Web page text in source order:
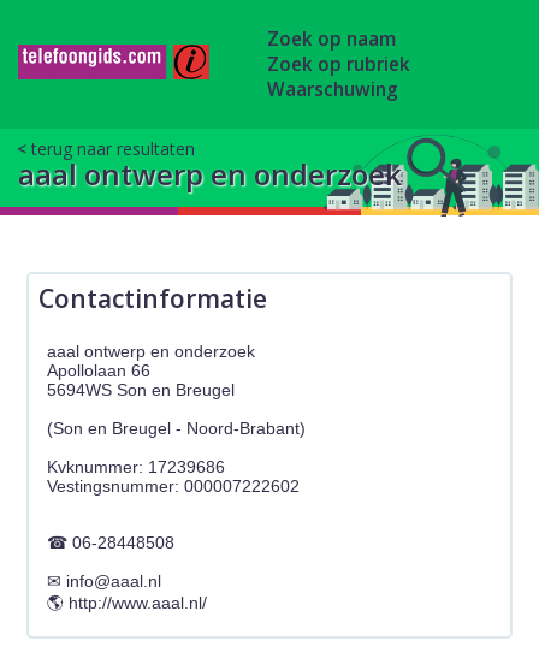
Zoek op naam
Zoek op rubriek
Waarschuwing
terug naar resultaten
aaal ontwerp en onderzoek
Contactinformatie
aaal ontwerp en onderzoek
Apollolaan 66
5694WS Son en Breugel
(Son en Breugel - Noord-Brabant)
Kvknummer: 17239686
06-28448508
info@aaal.nl
http://www.aaal.nl/